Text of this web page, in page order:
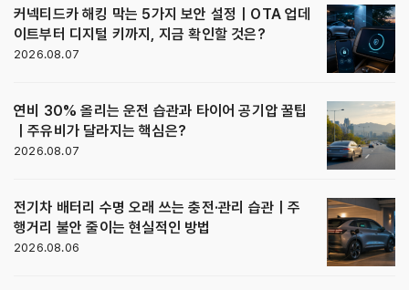
커넥티드카 해킹 막는 5가지 보안 설정｜OTA 업데
이트부터 디지털 키까지, 지금 확인할 것은?
2026.08.07
연비 30% 올리는 운전 습관과 타이어 공기압 꿀팁
｜주유비가 달라지는 핵심은?
2026.08.07
전기차 배터리 수명 오래 쓰는 충전·관리 습관｜주
행거리 불안 줄이는 현실적인 방법
2026.08.06